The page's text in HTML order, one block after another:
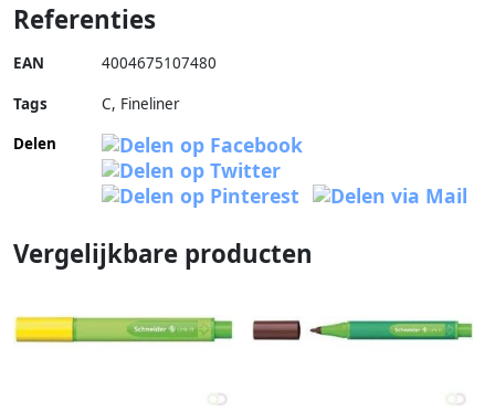
Referenties
EAN 4004675107480
Tags
C, Fineliner
Delen
Vergelijkbare producten